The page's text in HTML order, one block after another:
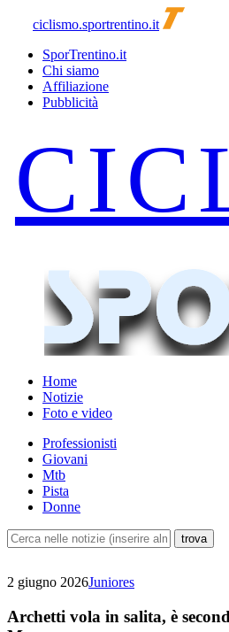
ciclismo.sportrentino.it
SporTrentino.it
Chi siamo
Affiliazione
Pubblicità
Home
Notizie
Foto e video
Professionisti
Giovani
Mtb
Pista
Donne
2 giugno 2026Juniores
Archetti vola in salita, è